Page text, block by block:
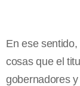
En ese
cosas que el
gobernadores